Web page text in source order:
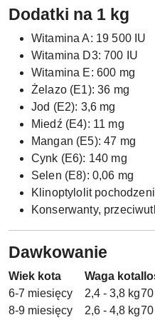
Dodatki na 1 kg
Witamina A: 19 500 IU
Witamina D3: 700 IU
Witamina E: 600 mg
Żelazo (E1): 36 mg
Jod (E2): 3,6 mg
Miedź (E4): 11 mg
Mangan (E5): 47 mg
Cynk (E6): 140 mg
Selen (E8): 0,06 mg
Klinoptylolit
Konserwanty,
Dawkowanie
Wiek kota Waga kota
6-7 miesięcy
2,4 - 3,8 kg
8-9 miesięcy
2,6 - 4,8 kg